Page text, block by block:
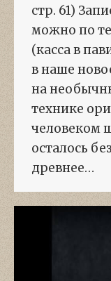
стр. 61)
можно по
(касса в
в наше
на
технике
человеком
осталось
древнее…